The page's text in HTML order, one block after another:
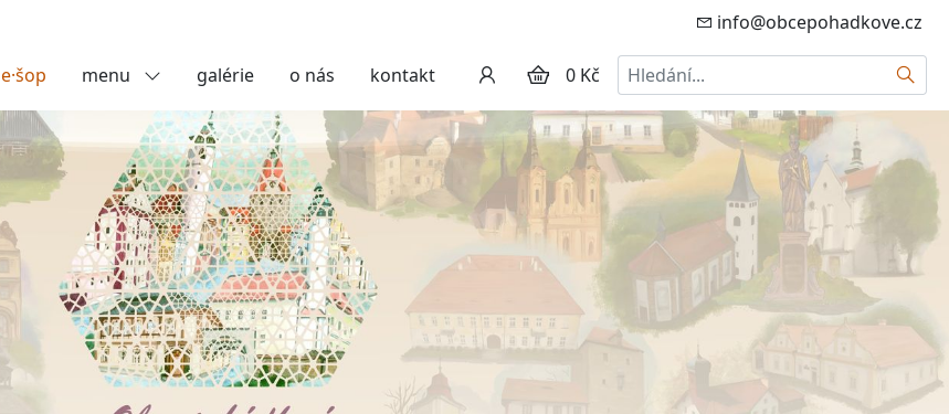
info@obcepohadkove.cz
e·šop menu galérie o nás kontakt 0 Kč Hledat